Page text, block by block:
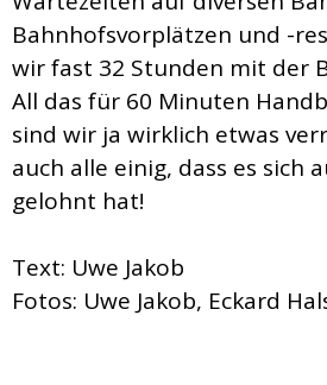
Bahnhofsvorplätzen und -
wir fast 32 Stunden mit der
All das für 60 Minuten
sind wir ja wirklich etwas
auch alle einig, dass es sich
gelohnt hat!
Text: Uwe Jakob
Fotos: Uwe Jakob, Eckard